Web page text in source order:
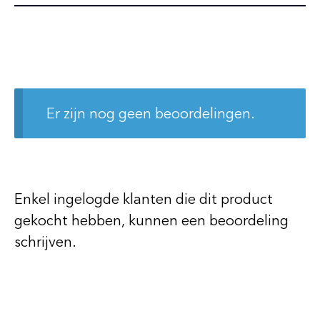
Er zijn nog geen beoordelingen.
Enkel ingelogde klanten die dit product
gekocht hebben, kunnen een beoordeling
schrijven.